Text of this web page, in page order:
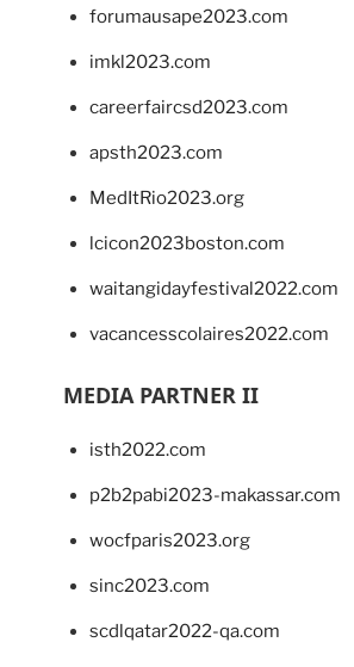
forumausape2023.com
imkl2023.com
careerfaircsd2023.com
apsth2023.com
MedItRio2023.org
lcicon2023boston.com
waitangidayfestival2022.com
vacancesscolaires2022.com
MEDIA PARTNER II
isth2022.com
p2b2pabi2023-makassar.com
wocfparis2023.org
sinc2023.com
scdlqatar2022-qa.com